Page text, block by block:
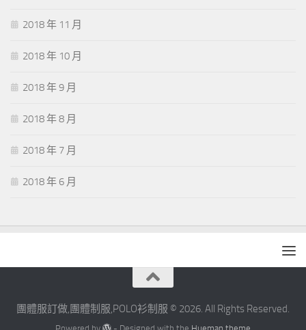
2018 年 11 月
2018 年 10 月
2018 年 9 月
2018 年 8 月
2018 年 7 月
2018 年 6 月
團體服訂做,團體制服,POLO衫制服 © 2026. All Rights Reserved.